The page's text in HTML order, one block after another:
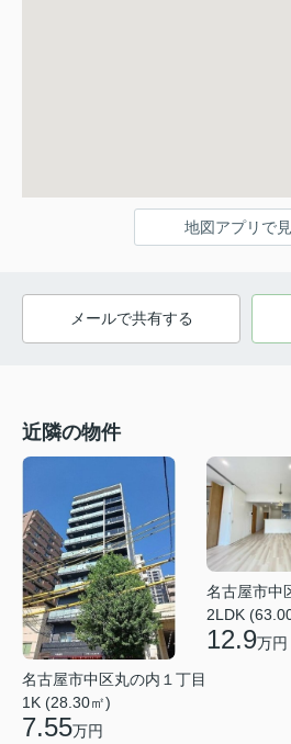
地図アプリで
メールで共有する
近隣の物件
名古屋市中区丸の内１丁目
1K (28.30㎡)
7.55万円
名古屋市中
2LDK
12.9万円